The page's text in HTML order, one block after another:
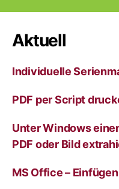
t
r
n
v
Aktuell
Individuelle
PDF per Script
Unter Windows
PDF oder Bild
MS Office –